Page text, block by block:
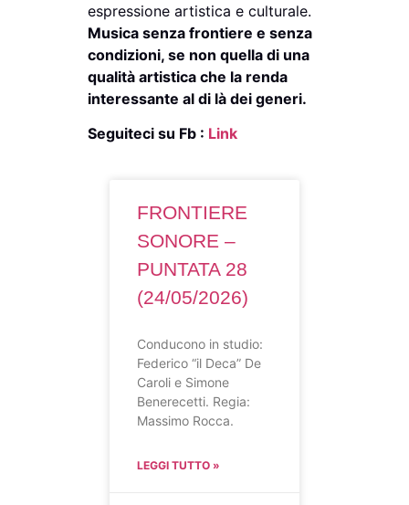
espressione artistica e culturale.
Musica senza frontiere e senza
condizioni, se non quella di una
qualità artistica che la renda
interessante al di là dei generi.
Seguiteci su Fb : Link
FRONTIERE
SONORE –
PUNTATA 28
(24/05/2026)
Conducono in studio:
Federico “il Deca” De
Caroli e Simone
Benerecetti. Regia:
Massimo Rocca.
LEGGI TUTTO »